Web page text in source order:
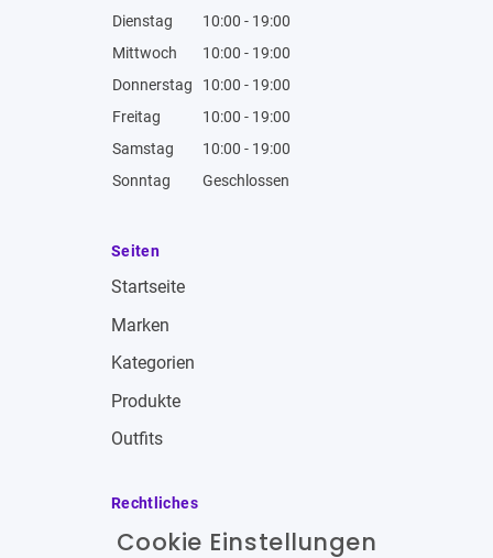
Dienstag
10:00 - 19:00
Mittwoch
10:00 - 19:00
Donnerstag
10:00 - 19:00
Freitag
10:00 - 19:00
Samstag
10:00 - 19:00
Sonntag
Geschlossen
Seiten
Startseite
Marken
Kategorien
Produkte
Outfits
Rechtliches
Impressum
Cookie Einstellungen